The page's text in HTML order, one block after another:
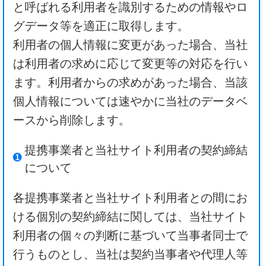
と呼ばれる利用者を識別するための情報やロ
グデータ等を適正に取得します。
利用者の個人情報に変更があった場合、当社
は利用者の求めに応じて変更等の対応を行い
ます。利用者からの求めがあった場合、当該
個人情報については速やかに当社のデータベ
ースから削除します。
提携事業者と当社サイト利用者の契約締結
について
各提携事業者と当社サイト利用者との間にお
ける個別の契約締結に関しては、当社サイト
利用者の個々の判断に基づいて当事者同士で
行うものとし、当社は契約当事者や代理人等